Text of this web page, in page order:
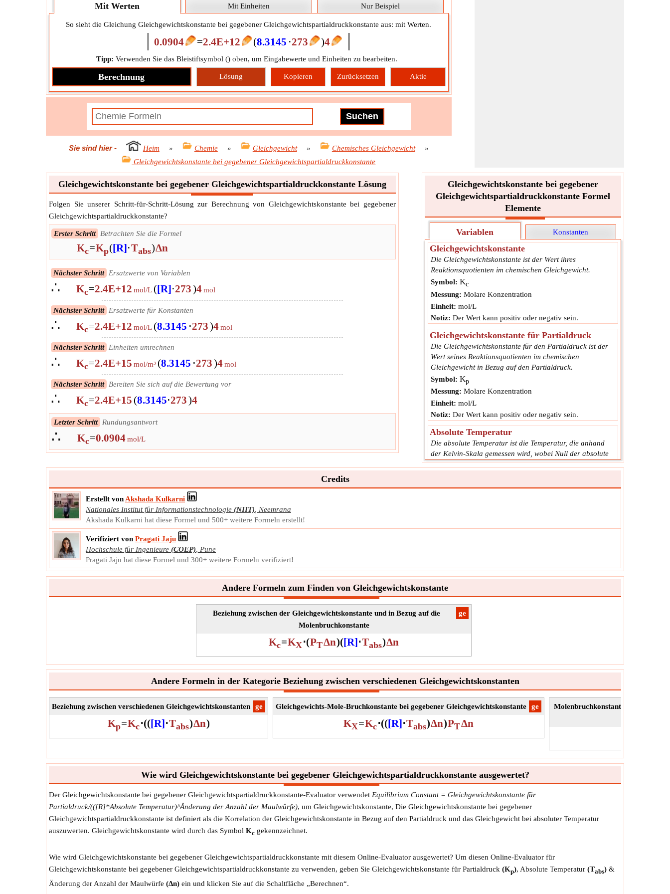
Mit Werten Mit Einheiten Nur Beispiel
So sieht die Gleichung Gleichgewichtskonstante bei gegebener Gleichgewichtspartialdruckkonstante aus: mit Werten.
0.0904 =2.4E+12 (8.3145 ⋅273 )4
Tipp: Verwenden Sie das Bleistiftsymbol () oben, um Eingabewerte und Einheiten zu bearbeiten.
Berechnung Lösung Kopieren Zurücksetzen Aktie
Sie sind hier- Heim » Chemie » Gleichgewicht » Chemisches Gleichgewicht
»
Gleichgewichtskonstante bei gegebener Gleichgewichtspartialdruckkonstante
Gleichgewichtskonstante bei gegebener Gleichgewichtspartialdruckkonstante Lösung
Folgen Sie unserer Schritt-für-Schritt-Lösung zur Berechnung von Gleichgewichtskonstante bei gegebener
Gleichgewichtspartialdruckkonstante?
Erster Schritt Betrachten Sie die Formel
Kc=Kp([R]⋅Tabs)Δn
Nächster Schritt Ersatzwerte von Variablen
∴ Kc=2.4E+12 mol/L ([R]⋅273)4mol
Nächster Schritt Ersatzwerte für Konstanten
∴ Kc=2.4E+12 mol/L (8.3145 ⋅273)4mol
Nächster Schritt Einheiten umrechnen
∴ Kc=2.4E+15 mol/m³ (8.3145 ⋅273)4mol
Nächster Schritt Bereiten Sie sich auf die Bewertung vor
∴ Kc=2.4E+15 (8.3145⋅273)4
Nächster Schritt Auswerten
∴ Kc=90.4115496915548
∴ K =0.0904115496915548
Letzter Schritt Rundungsantwort
∴ Kc=0.0904mol/L
Gleichgewichtskonstante bei gegebener
Gleichgewichtspartialdruckkonstante Formel
Elemente
Variablen Konstanten
Gleichgewichtskonstante
Die Gleichgewichtskonstante ist der Wert ihres
Reaktionsquotienten im chemischen Gleichgewicht.
Symbol: Kc
Messung: Molare Konzentration
Einheit: mol/L
Notiz: Der Wert kann positiv oder negativ sein.
Gleichgewichtskonstante für Partialdruck
Die Gleichgewichtskonstante für den Partialdruck ist der
Wert seines Reaktionsquotienten im chemischen
Gleichgewicht in Bezug auf den Partialdruck.
Symbol: Kp
Messung: Molare Konzentration
Einheit: mol/L
Notiz: Der Wert kann positiv oder negativ sein.
Absolute Temperatur
Die absolute Temperatur ist die Temperatur, die anhand
der Kelvin-Skala gemessen wird, wobei Null der absolute
Nullpunkt ist.
Messung:NA
Änderung der Anzahl der Maulwürfe
Messung:Menge der Substanz
Einheit:
Notiz:Der Wert kann positiv oder negativ sein.
Credits
Erstellt von Akshada Kulkarni
Nationales Institut für Informationstechnologie (NIIT)
Neemrana
Akshada Kulkarni hat diese Formel und 500+ weitere Formeln erstellt!
Verifiziert von Pragati Jaju
Hochschule für Ingenieure (COEP)
Pune
Pragati Jaju hat diese Formel und 300+ weitere Formeln verifiziert!
Andere Formeln zum Finden von Gleichgewichtskonstante
​ge
Beziehung zwischen der Gleichgewichtskonstante und in Bezug auf die
Molenbruchkonstante
Kc=KX⋅(PTΔn)([R]⋅Tabs)Δn
Andere Formeln in der Kategorie Beziehung zwischen verschiedenen Gleichgewichtskonstanten
​ge
Beziehung zwischen verschiedenen Gleichgewichtskonstanten
Kp=Kc⋅(([R]⋅Tabs)Δn)
​ge
Gleichgewichts-Mole-Bruchkonstante bei gegebener Gleichgewichtskonstante
KX=Kc⋅(([R]⋅Tabs)Δn)PTΔn
Molenbruchkonstante im
Wie wird Gleichgewichtskonstante bei gegebener Gleichgewichtspartialdruckkonstante ausgewertet?
Der Gleichgewichtskonstante bei gegebener Gleichgewichtspartialdruckkonstante-Evaluator verwendet Equilibrium Constant = Gleichgewichtskonstante für
Partialdruck/(([R]*Absolute Temperatur)^Änderung der Anzahl der Maulwürfe), um Gleichgewichtskonstante, Die Gleichgewichtskonstante bei gegebener
Gleichgewichtspartialdruckkonstante ist definiert als die Korrelation der Gleichgewichtskonstante in Bezug auf den Partialdruck und das Gleichgewicht bei absoluter Temperatur
auszuwerten. Gleichgewichtskonstante wird durch das Symbol Kc gekennzeichnet.
Wie wird Gleichgewichtskonstante bei gegebener Gleichgewichtspartialdruckkonstante mit diesem Online-Evaluator ausgewertet? Um diesen Online-Evaluator für
Gleichgewichtskonstante bei gegebener Gleichgewichtspartialdruckkonstante zu verwenden, geben Sie Gleichgewichtskonstante für Partialdruck (Kp), Absolute Temperatur (Tabs) &
Änderung der Anzahl der Maulwürfe (Δn) ein und klicken Sie auf die Schaltfläche „Berechnen“.